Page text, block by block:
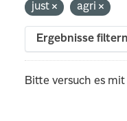
just
agri
Ergebnisse filtern
Bitte versuch es